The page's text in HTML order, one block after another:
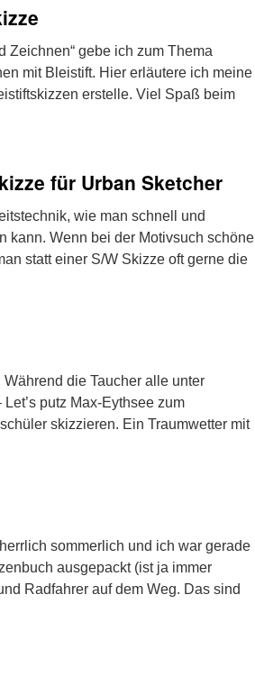
Zeichnen“ gebe ich zum Thema
mit Bleistift. Hier erläutere ich meine
erstelle. Viel Spaß beim
für Urban Sketcher
wie man schnell und
kann. Wenn bei der Motivsuch schöne
statt einer S/W Skizze oft gerne die
die Taucher alle unter
putz Max-Eythsee zum
skizzieren. Ein Traumwetter mit
sommerlich und ich war gerade
ausgepackt (ist ja immer
Radfahrer auf dem Weg. Das sind